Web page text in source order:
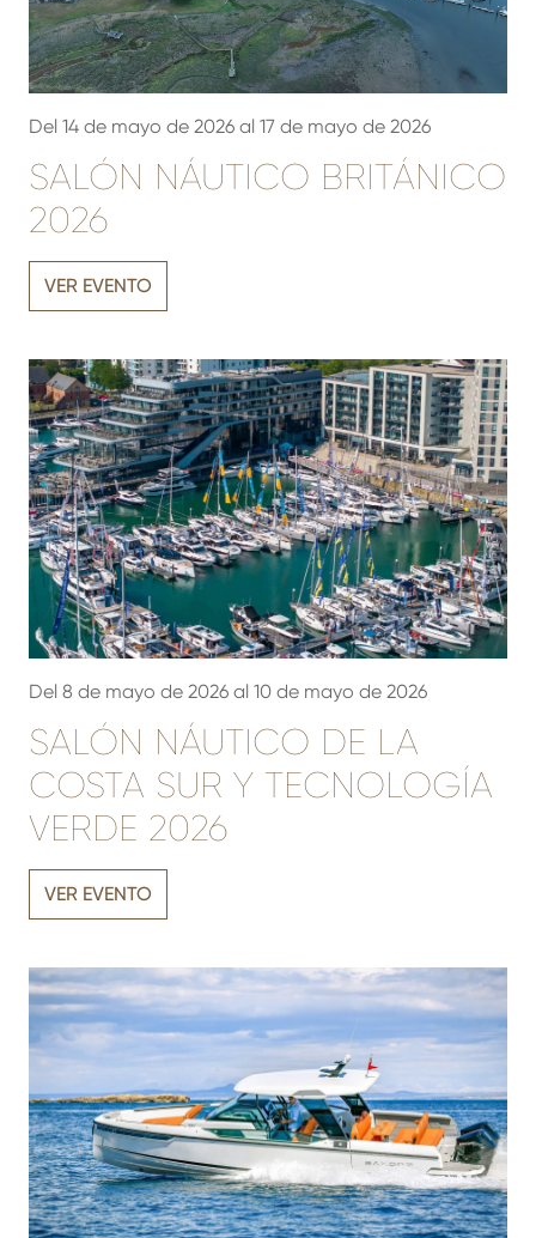
Del 14 de mayo de 2026 al 17 de mayo de 2026
SALÓN NÁUTICO BRITÁNICO
2026
VER EVENTO
Del 8 de mayo de 2026 al 10 de mayo de 2026
SALÓN NÁUTICO DE LA
COSTA SUR Y TECNOLOGÍA
VERDE 2026
VER EVENTO